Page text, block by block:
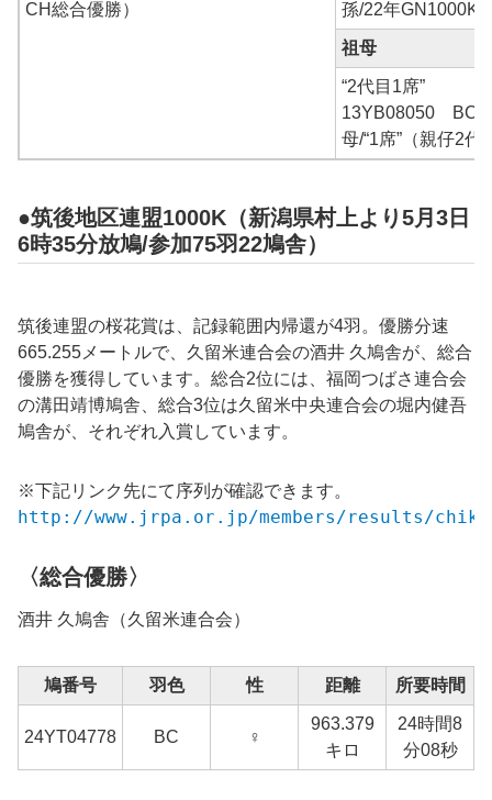
CH総合優勝） 孫/22年GN1000K
祖母
“2代目1席”
13YB08050 BC
母/“1席”（親仔2
●筑後地区連盟1000K（新潟県村上より5月3日
6時35分放鳩/参加75羽22鳩舎）
筑後連盟の桜花賞は、記録範囲内帰還が4羽。優勝分速
665.255 メートルで、 久留米連合会の酒井 久 鳩舎が、総合
優勝を獲得しています。総合2位には、 福岡つばさ連合会
の溝田靖博鳩舎、総合3位は久留米中央連合会の堀内健吾
鳩舎が、それぞれ入賞しています。
※下記リンク先にて序列が確認できます。
http://www.jrpa.or.jp/members/results/
〈総合優勝〉
酒井 久 鳩舎（久留米連合会）
鳩番号 羽色 性 距離 所要時間
24YT04778 BC ♀
963.379
キロ
24時間8
分08秒